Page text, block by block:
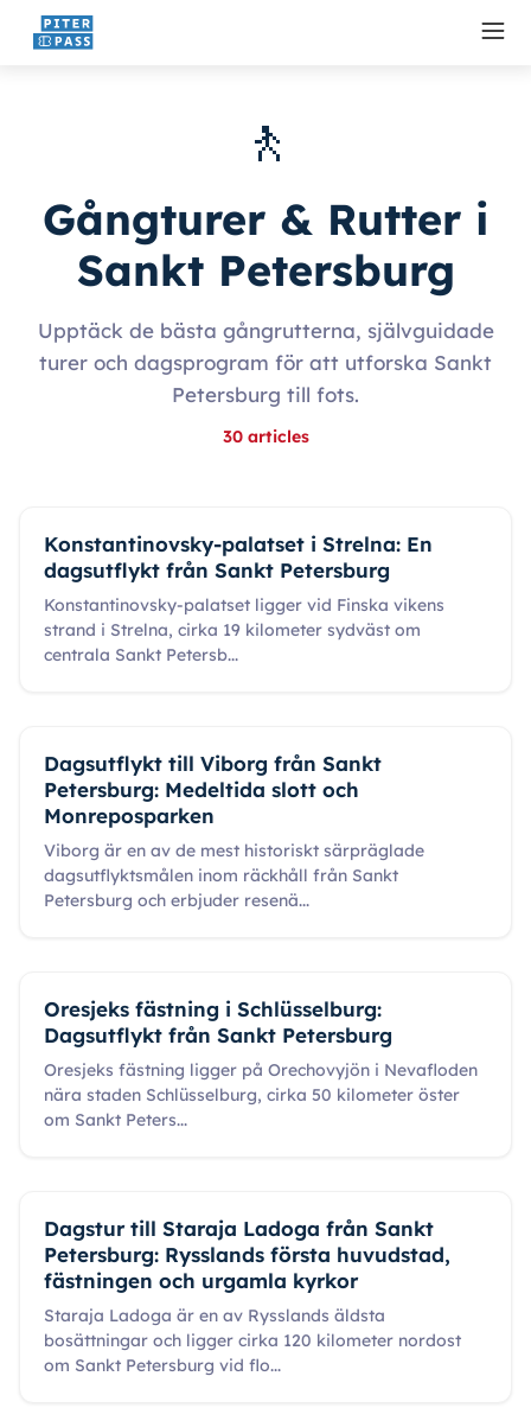
🚶
Gångturer & Rutter i
Sankt Petersburg
Upptäck de bästa gångrutterna, självguidade
turer och dagsprogram för att utforska Sankt
Petersburg till fots.
30 articles
Konstantinovsky-palatset i Strelna: En
dagsutflykt från Sankt Petersburg
Konstantinovsky-palatset ligger vid Finska vikens
strand i Strelna, cirka 19 kilometer sydväst om
centrala Sankt Petersb...
Dagsutflykt till Viborg från Sankt
Petersburg: Medeltida slott och
Monreposparken
Viborg är en av de mest historiskt särpräglade
dagsutflyktsmålen inom räckhåll från Sankt
Petersburg och erbjuder resenä...
Oresjeks fästning i Schlüsselburg:
Dagsutflykt från Sankt Petersburg
Oresjeks fästning ligger på Orechovyjön i Nevafloden
nära staden Schlüsselburg, cirka 50 kilometer öster
om Sankt Peters...
Dagstur till Staraja Ladoga från Sankt
Petersburg: Rysslands första huvudstad,
fästningen och urgamla kyrkor
Staraja Ladoga är en av Rysslands äldsta
bosättningar och ligger cirka 120 kilometer nordost
om Sankt Petersburg vid flo...